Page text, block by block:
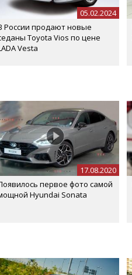
России продают новые
Toyota Vios по цене
Vesta
05.02.2024
первое фото самой
Hyundai Sonata
17.08.2020